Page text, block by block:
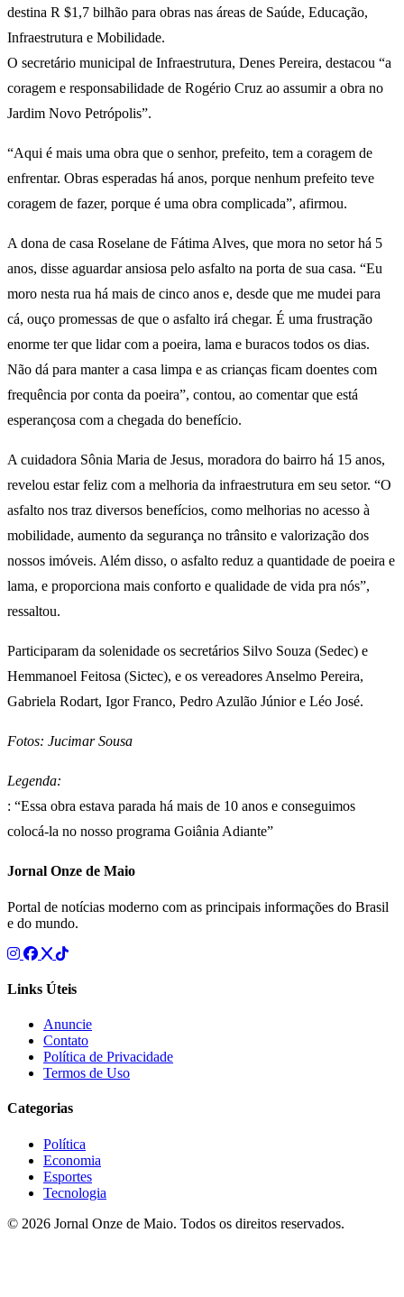
destina R $1,7 bilhão para obras nas áreas de Saúde, Educação,
Infraestrutura e Mobilidade.
O secretário municipal de Infraestrutura, Denes Pereira, destacou “a
coragem e responsabilidade de Rogério Cruz ao assumir a obra no
Jardim Novo Petrópolis”.
“Aqui é mais uma obra que o senhor, prefeito, tem a coragem de
enfrentar. Obras esperadas há anos, porque nenhum prefeito teve
coragem de fazer, porque é uma obra complicada”, afirmou.
A dona de casa Roselane de Fátima Alves, que mora no setor há 5
anos, disse aguardar ansiosa pelo asfalto na porta de sua casa. “Eu
moro nesta rua há mais de cinco anos e, desde que me mudei para
cá, ouço promessas de que o asfalto irá chegar. É uma frustração
enorme ter que lidar com a poeira, lama e buracos todos os dias.
Não dá para manter a casa limpa e as crianças ficam doentes com
frequência por conta da poeira”, contou, ao comentar que está
esperançosa com a chegada do benefício.
A cuidadora Sônia Maria de Jesus, moradora do bairro há 15 anos,
revelou estar feliz com a melhoria da infraestrutura em seu setor. “O
asfalto nos traz diversos benefícios, como melhorias no acesso à
mobilidade, aumento da segurança no trânsito e valorização dos
nossos imóveis. Além disso, o asfalto reduz a quantidade de poeira e
lama, e proporciona mais conforto e qualidade de vida pra nós”,
ressaltou.
Participaram da solenidade os secretários Silvo Souza (Sedec) e
Hemmanoel Feitosa (Sictec), e os vereadores Anselmo Pereira,
Gabriela Rodart, Igor Franco, Pedro Azulão Júnior e Léo José.
Fotos: Jucimar Sousa
Legenda:
: “Essa obra estava parada há mais de 10 anos e conseguimos
colocá-la no nosso programa Goiânia Adiante”
Jornal Onze de Maio
Portal de notícias moderno com as principais informações do Brasil
e do mundo.
Links Úteis
Anuncie
Contato
Política de Privacidade
Termos de Uso
Categorias
Política
Economia
Esportes
Tecnologia
© 2026 Jornal Onze de Maio. Todos os direitos reservados.